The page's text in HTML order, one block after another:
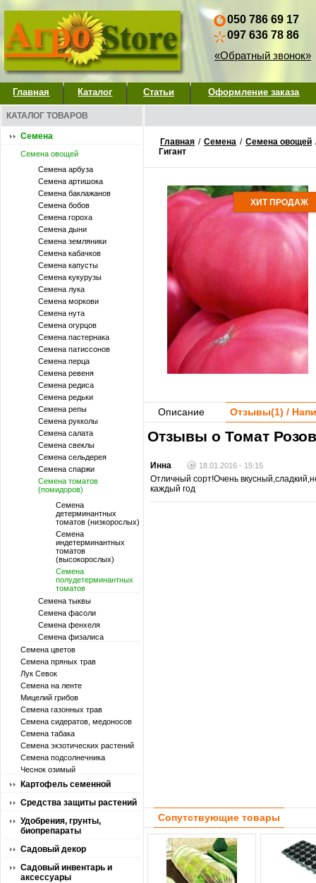
050 786 69 17
097 636 78 86
«Обратный звонок»
Главная Каталог Статьи Оформление заказа
КАТАЛОГ ТОВАРОВ
Семена
Семена овощей
Семена арбуза
Семена артишока
Семена баклажанов
Семена бобов
Семена гороха
Семена дыни
Семена земляники
Семена кабачков
Семена капусты
Семена кукурузы
Семена лука
Семена моркови
Семена нута
Семена огурцов
Семена пастернака
Семена патиссонов
Семена перца
Семена ревеня
Семена редиса
Семена редьки
Семена репы
Семена рукколы
Семена салата
Семена свеклы
Семена сельдерея
Семена спаржи
Семена томатов
(помидоров)
Семена
детерминантных
томатов (низкорослых)
Семена
индетерминантных
томатов
(высокорослых)
Семена
полудетерминантных
томатов
Семена тыквы
Семена фасоли
Семена фенхеля
Семена физалиса
Семена цветов
Семена пряных трав
Лук Севок
Семена на ленте
Мицелий грибов
Семена газонных трав
Семена сидератов, медоносов
Семена табака
Семена экзотических растений
Семена подсолнечника
Чеснок озимый
Картофель семенной
Средства защиты растений
Удобрения, грунты,
биопрепараты
Садовый декор
Садовый инвентарь и
аксессуары
Главная / Семена / Семена овощей
Гигант
ХИТ ПРОДАЖ
Описание Отзывы(1) /
Отзывы о Томат
Инна 18.01.2016 - 15:15
Отличный сорт!Очень
каждый год
Сопутствующие товары